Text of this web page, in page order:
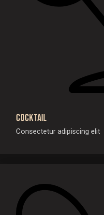
Cocktail
Consectetur adipiscing elit